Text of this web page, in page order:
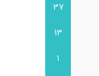
37
13
1